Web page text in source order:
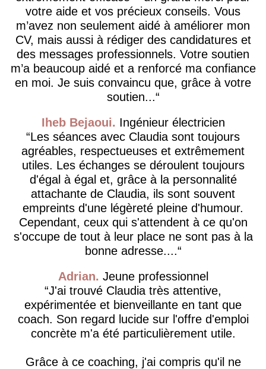
votre aide et vos précieux conseils. Vous
m’avez non seulement aidé à améliorer mon
CV, mais aussi à rédiger des candidatures et
des messages professionnels. Votre soutien
m’a beaucoup aidé et a renforcé ma confiance
en moi. Je suis convaincu que, grâce à votre
soutien...
Iheb Bejaoui
Ingénieur électricien
Les séances avec Claudia sont toujours
agréables, respectueuses et extrêmement
utiles. Les échanges se déroulent toujours
d'égal à égal et, grâce à la personnalité
attachante de Claudia, ils sont souvent
empreints d'une légèreté pleine d'humour.
Cependant, ceux qui s'attendent à ce qu'on
s'occupe de tout à leur place ne sont pas à la
bonne adresse....
Adrian Jeune professionnel
J'ai trouvé Claudia très attentive,
expérimentée et bienveillante en tant que
coach. Son regard lucide sur l'offre d'emploi
concrète m'a été particulièrement utile.
Grâce à ce coaching, j'ai compris qu'il ne